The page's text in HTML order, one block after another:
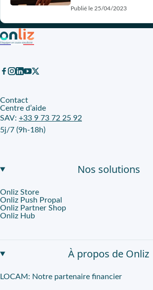
Publié le 25/04/2023
Contact
Centre d’aide
SAV: +33 9 73 72 25 92
5j/7 (9h-18h)
Nos solutions
Onliz Store
Onliz Push Propal
Onliz Partner Shop
Onliz Hub
À propos de Onliz
LOCAM: Notre partenaire financier